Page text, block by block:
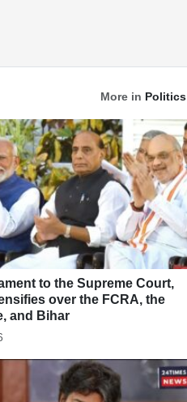
More in Politics
to the Supreme Court,
over the FCRA, the
and Bihar